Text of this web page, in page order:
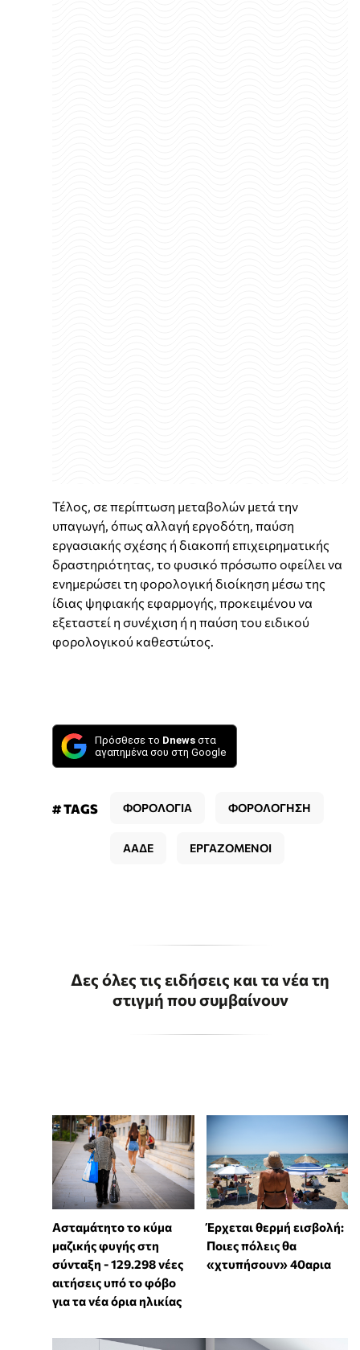
Τέλος, σε περίπτωση μεταβολών μετά την
υπαγωγή, όπως αλλαγή εργοδότη, παύση
εργασιακής σχέσης ή διακοπή επιχειρηματικής
δραστηριότητας, το φυσικό πρόσωπο οφείλει να
ενημερώσει τη φορολογική διοίκηση μέσω της
ίδιας ψηφιακής εφαρμογής, προκειμένου να
εξεταστεί η συνέχιση ή η παύση του ειδικού
φορολογικού καθεστώτος.
Πρόσθεσε το Dnews στα
αγαπημένα σου στη Google
# TAGS ΦΟΡΟΛΟΓΙΑ ΦΟΡΟΛΟΓΗΣΗ
ΑΑΔΕ ΕΡΓΑΖΟΜΕΝΟΙ
Δες όλες τις ειδήσεις και τα νέα τη
στιγμή που συμβαίνουν
Ασταμάτητο το κύμα
μαζικής φυγής στη
σύνταξη - 129.298 νέες
αιτήσεις υπό το φόβο
για τα νέα όρια ηλικίας
Έρχεται θερμή εισβολή:
Ποιες πόλεις θα
«χτυπήσουν» 40αρια